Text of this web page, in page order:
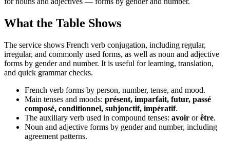
What the Table Shows
The service shows French verb conjugation, including regular,
irregular, and commonly used forms, as well as noun and adjective
forms by gender and number. It is useful for learning, translation,
and quick grammar checks.
French verb forms by person, number, tense, and mood.
Main tenses and moods: présent, imparfait, futur, passé
composé, conditionnel, subjonctif, impératif.
The auxiliary verb used in compound tenses: avoir orêtre.
Noun and adjective forms by gender and number, including
agreement patterns.